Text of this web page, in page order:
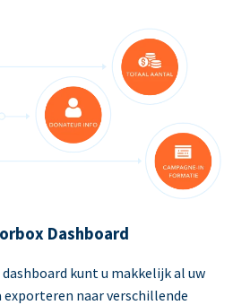
Dashboard
kunt u makkelijk al uw
naar verschillende